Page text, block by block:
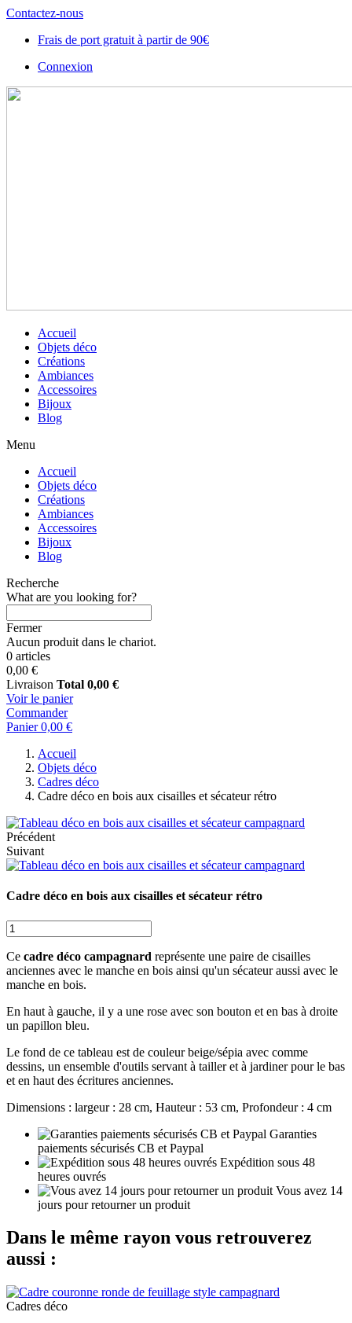
Contactez-nous
Frais de port gratuit à partir de 90€
Connexion
Accueil
Objets déco
Créations
Ambiances
Accessoires
Bijoux
Blog
Menu
Accueil
Objets déco
Créations
Ambiances
Accessoires
Bijoux
Blog
Recherche
What are you looking for?
Fermer
Aucun produit dans le chariot.
0 articles
0,00 €
Livraison Total 0,00 €
Voir le panier
Commander
Panier 0,00 €
Accueil
Objets déco
Cadres déco
Cadre déco en bois aux cisailles et sécateur rétro
Précédent
Suivant
Cadre déco en bois aux cisailles et sécateur rétro
Ce cadre déco campagnard représente une paire de cisailles
anciennes avec le manche en bois ainsi qu'un sécateur aussi avec le
manche en bois.
En haut à gauche, il y a une rose avec son bouton et en bas à droite
un papillon bleu.
Le fond de ce tableau est de couleur beige/sépia avec comme
dessins, un ensemble d'outils servant à tailler et à jardiner pour le bas
et en haut des écritures anciennes.
Dimensions : largeur : 28 cm, Hauteur : 53 cm, Profondeur : 4 cm
Garanties
paiements sécurisés CB et Paypal
Expédition sous 48
heures ouvrés
Vous avez 14
jours pour retourner un produit
Dans le même rayon vous retrouverez
aussi :
Cadres déco